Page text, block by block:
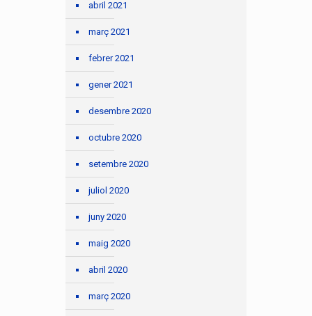
abril 2021
març 2021
febrer 2021
gener 2021
desembre 2020
octubre 2020
setembre 2020
juliol 2020
juny 2020
maig 2020
abril 2020
març 2020